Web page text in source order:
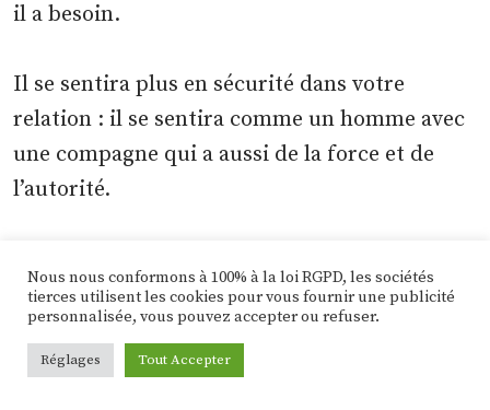
il a besoin.
Il se sentira plus en sécurité dans votre
relation : il se sentira comme un homme avec
une compagne qui a aussi de la force et de
l’autorité.
continuez comme ça !
11) Arrêtez d’essayer de le
Nous nous conformons à 100% à la loi RGPD, les sociétés
tierces utilisent les cookies pour vous fournir une publicité
personnalisée, vous pouvez accepter ou refuser.
Réglages Tout Accepter